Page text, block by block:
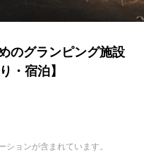
のグランピング施設
・宿泊】
ョンが含まれています。